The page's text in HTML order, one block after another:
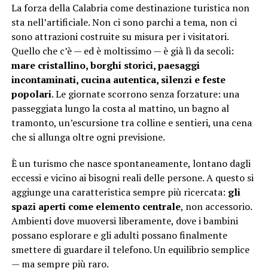
La forza della Calabria come destinazione turistica non
sta nell’artificiale. Non ci sono parchi a tema, non ci
sono attrazioni costruite su misura per i visitatori.
Quello che c’è — ed è moltissimo — è già lì da secoli:
mare cristallino, borghi storici, paesaggi
incontaminati, cucina autentica, silenzi e feste
popolari. Le giornate scorrono senza forzature: una
passeggiata lungo la costa al mattino, un bagno al
tramonto, un’escursione tra colline e sentieri, una cena
che si allunga oltre ogni previsione.
È un turismo che nasce spontaneamente, lontano dagli
eccessi e vicino ai bisogni reali delle persone. A questo si
aggiunge una caratteristica sempre più ricercata: gli
spazi aperti come elemento centrale, non accessorio.
Ambienti dove muoversi liberamente, dove i bambini
possano esplorare e gli adulti possano finalmente
smettere di guardare il telefono. Un equilibrio semplice
— ma sempre più raro.